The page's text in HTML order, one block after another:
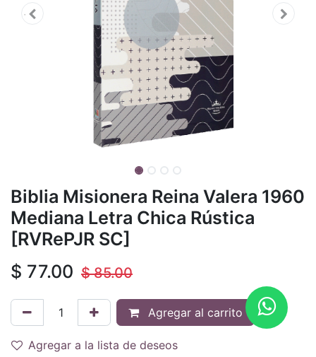
Biblia Misionera Reina Valera 1960
Mediana Letra Chica Rústica
[RVRePJR SC]
$ 77.00 $85.00
Agregar al carrito
Agregar a la lista de deseos